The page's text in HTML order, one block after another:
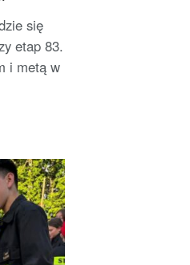
się
etap 83.
i metą w